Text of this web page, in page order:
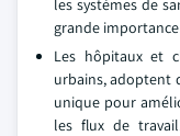
les systèmes de
grande
Les hôpitaux et
urbains, adoptent
unique pour
les flux de